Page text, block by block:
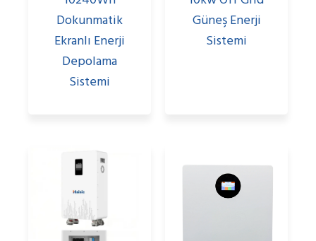
Dokunmatik
Ekranlı Enerji
Depolama
Sistemi
Güneş Enerji
Sistemi